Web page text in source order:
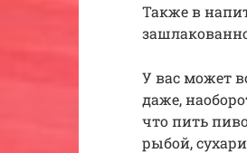
Также в
У вас может
даже,
что пить
рыбой,